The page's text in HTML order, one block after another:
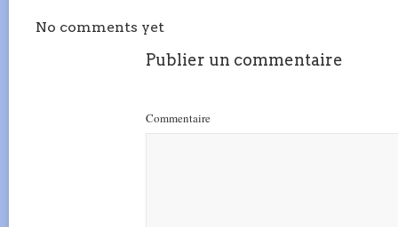
No comments yet
Publier un commentaire
Commentaire